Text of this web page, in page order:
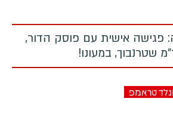
פגישה אישית עם פוסק הדור,
שטרנבוך, במעונו!
טראמפ